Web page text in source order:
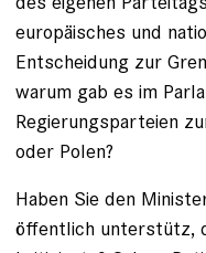
europäisches und
Entscheidung zur
warum gab es im
Regierungsparteien
oder Polen?
Haben Sie den
öffentlich unterstütz,